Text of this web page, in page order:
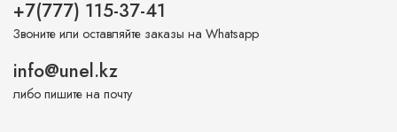
+7(777) 115-37-41
Звоните или оставляйте заказы на Whatsapp
info@unel.kz
либо пишите на почту